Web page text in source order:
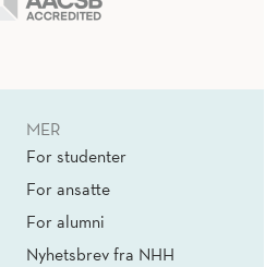
MER
For studenter
For ansatte
For alumni
Nyhetsbrev fra NHH